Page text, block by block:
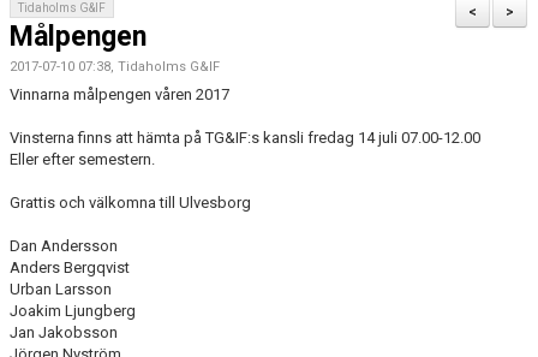
FÖRENINGEN
SOUVENIRER
GAMLA GIFFS TORSDAGSTRÄFFAR
MATCHER
CUPER ARBETSBESKRIVNING
PLANSCHEMA
>
<
Tidaholms G&IF
Målpengen
2017-07-10 07:38, Tidaholms G&IF
Vinnarna målpengen våren 2017
Vinsterna finns att hämta på TG&IF:s kansli fredag 14 juli 07.00-12.00
Eller efter semestern.
Grattis och välkomna till Ulvesborg
Dan Andersson
Anders Bergqvist
Urban Larsson
Joakim Ljungberg
Jan Jakobsson